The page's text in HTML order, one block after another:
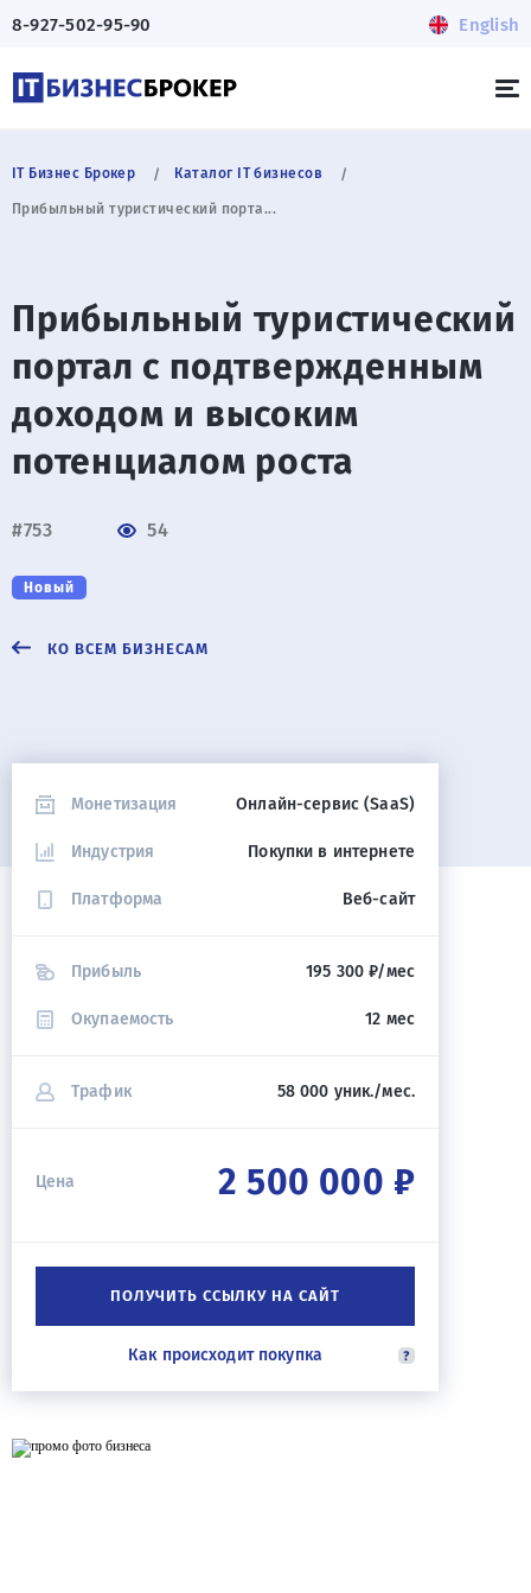
8-927-502-95-90 English
IT Бизнес Брокер Каталог IT бизнесов
Прибыльный туристический порта...
Прибыльный туристический
портал с подтвержденным
доходом и высоким
потенциалом роста
#753 54
Новый
КО ВСЕМ БИЗНЕСАМ
Монетизация Онлайн-сервис (SaaS)
Индустрия Покупки в интернете
Платформа Веб-сайт
Прибыль 195 300 ₽/мес
Окупаемость 12 мес
Трафик 58 000 уник./мес.
Цена 2 500 000 ₽
ПОЛУЧИТЬ ССЫЛКУ НА САЙТ
Как происходит покупка